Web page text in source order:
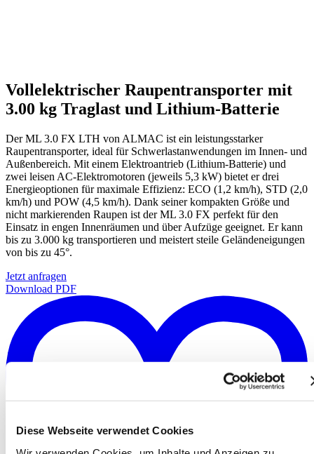
Diese Webseite verwendet Cookies
Vollelektrischer Raupentransporter mit
3.00 kg Traglast und Lithium-Batterie
Der ML 3.0 FX LTH von ALMAC ist ein leistungsstarker
Raupentransporter, ideal für Schwerlastanwendungen im Innen- und
Außenbereich. Mit einem Elektroantrieb (Lithium-Batterie) und
zwei leisen AC-Elektromotoren (jeweils 5,3 kW) bietet er drei
Energieoptionen für maximale Effizienz: ECO (1,2 km/h), STD (2,0
km/h) und POW (4,5 km/h). Dank seiner kompakten Größe und
nicht markierenden Raupen ist der ML 3.0 FX perfekt für den
Einsatz in engen Innenräumen und über Aufzüge geeignet. Er kann
bis zu 3.000 kg transportieren und meistert steile Geländeneigungen
von bis zu 45°.
Jetzt anfragen
Download PDF